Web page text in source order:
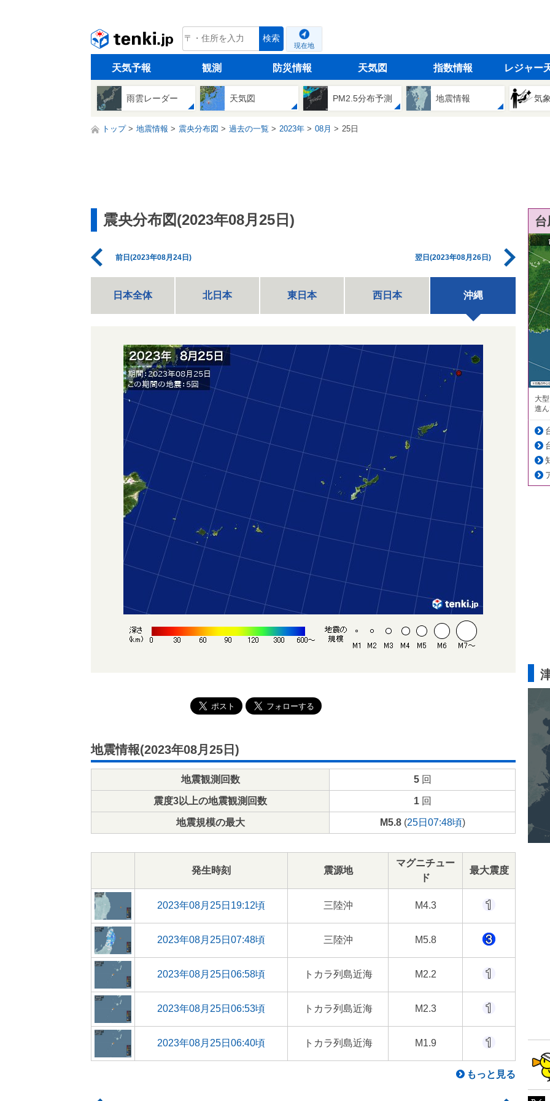
tenki.jp 検索
現在地
天気予報 観測 防災情報 天気図 指数情報 レジャー
雨雲レーダー 天気図 PM2.5分布予測 地震情報 気
トップ 地震情報 震央分布図 過去の一覧 2023年 08月 25日
震央分布図(2023年08月25日)
前日(2023年08月24日) 翌日(2023年08月26日)
日本全体 北日本 東日本 西日本 沖縄
地震情報(2023年08月25日)
地震観測回数 5回
震度3以上の地震観測回数 1回
地震規模の最大 M5.8(25日07:48頃)
発生時刻 震源地
マグニチュー
ド
最大震度
2023年08月25日19:12頃 三陸沖 M4.3
2023年08月25日07:48頃 三陸沖 M5.8
2023年08月25日06:58頃 トカラ列島近海 M2.2
2023年08月25日06:53頃 トカラ列島近海 M2.3
2023年08月25日06:40頃 トカラ列島近海 M1.9
もっと見る
大
進